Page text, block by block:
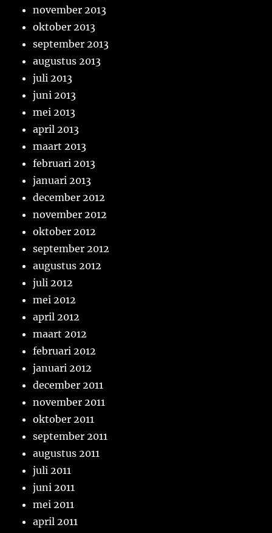
november 2013
oktober 2013
september 2013
augustus 2013
juli 2013
juni 2013
mei 2013
april 2013
maart 2013
februari 2013
januari 2013
december 2012
november 2012
oktober 2012
september 2012
augustus 2012
juli 2012
mei 2012
april 2012
maart 2012
februari 2012
januari 2012
december 2011
november 2011
oktober 2011
september 2011
augustus 2011
juli 2011
juni 2011
mei 2011
april 2011